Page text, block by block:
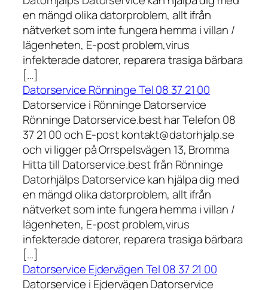
en mängd olika datorproblem, allt ifrån
nätverket som inte fungera hemma i villan /
lägenheten, E-post problem,virus
infekterade datorer, reparera trasiga bärbara
[…]
Datorservice Rönninge Tel 08 37 21 00
Datorservice i Rönninge Datorservice
Rönninge Datorservice.best har Telefon 08
37 21 00 och E-post kontakt@datorhjalp.se
och vi ligger på Orrspelsvägen 13, Bromma
Hitta till Datorservice.best från Rönninge
Datorhjälps Datorservice kan hjälpa dig med
en mängd olika datorproblem, allt ifrån
nätverket som inte fungera hemma i villan /
lägenheten, E-post problem,virus
infekterade datorer, reparera trasiga bärbara
[…]
Datorservice Ejdervägen Tel 08 37 21 00
Datorservice i Ejdervägen Datorservice